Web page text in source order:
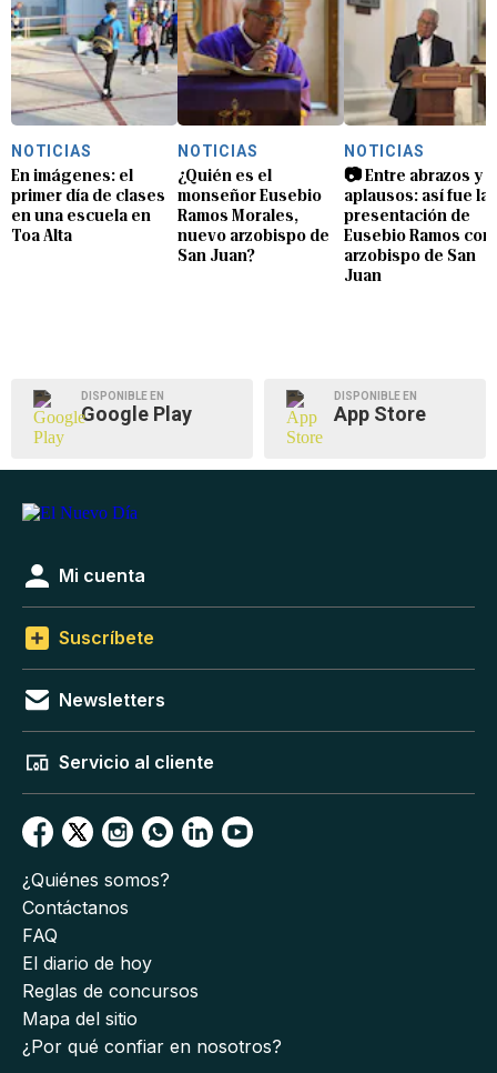
NOTICIAS
En imágenes: el
primer día de clases
en una escuela en
Toa Alta
NOTICIAS
¿Quién es el
monseñor Eusebio
Ramos Morales,
nuevo arzobispo de
San Juan?
NOTICIAS
📷 Entre abrazos y
aplausos: así fue la
presentación de
Eusebio Ramos
arzobispo de San
Juan
DISPONIBLE EN
Google Play
DISPONIBLE EN
App Store
Mi cuenta
Suscríbete
Newsletters
Servicio al cliente
¿Quiénes somos?
Contáctanos
FAQ
El diario de hoy
Reglas de concursos
Mapa del sitio
¿Por qué confiar en nosotros?